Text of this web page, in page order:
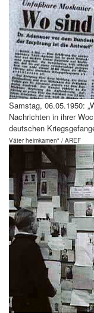
Samstag, 06.05.1950:
Nachrichten in ihrer
deutschen
Väter heimkamen" / AREF